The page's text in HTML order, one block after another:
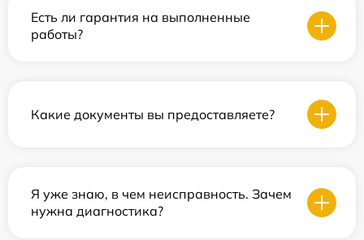
Есть ли гарантия на выполненные
работы?
Какие документы вы предоставляете?
Я уже знаю, в чем неисправность. Зачем
нужна диагностика?